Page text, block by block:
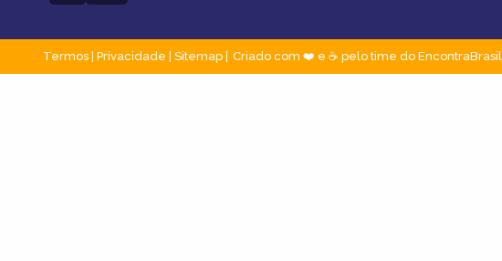
Termos Privacidade Sitemap Criado com ❤️ e ☕ pelo time do EncontraBrasil